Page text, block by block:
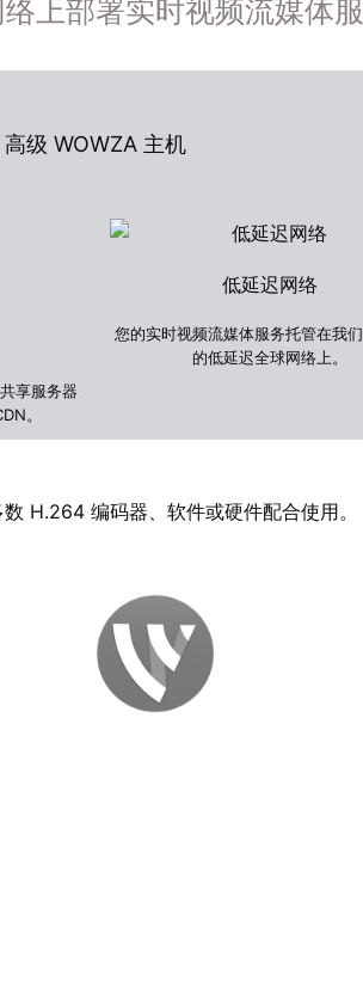
上部署实时视频流媒体服
高级 WOWZA 主机
享服务器
。
低延迟网络
您的实时视频流媒体服务托管在我
的低延迟全球网络上。
H.264 编码器、软件或硬件配合使用。